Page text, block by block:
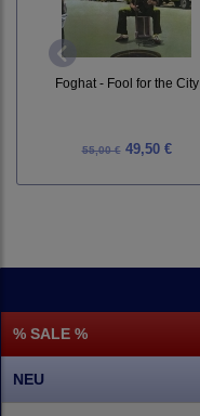
% SALE %
NEU
Foghat - Fool for the City
55,00 €49,50 €